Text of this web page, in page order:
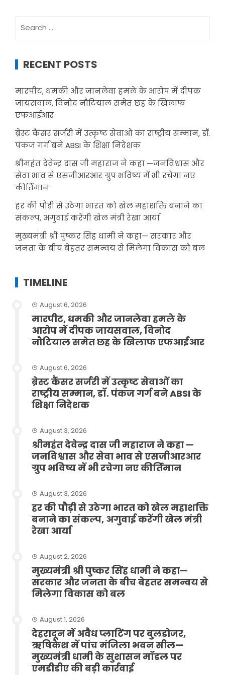
for:
RECENT POSTS
मारपीट, धमकी और जानलेवा हमले के आरोप में दीपक
जायसवाल, विनोद नौटियाल समेत छह के खिलाफ
एफआईआर
ब्रेस्ट कैंसर सर्जरी में उत्कृष्ट सेवाओं का राष्ट्रीय सम्मान, डॉ.
पंकज गर्ग बने ABSI के शिक्षा निदेशक
श्रीमहंत देवेन्द्र दास जी महाराज ने कहा —जनविश्वास और
सेवा भाव से एसजीआरआर ग्रुप भविष्य में भी रचेगा नए
कीर्तिमान
हर की पौड़ी से उठेगा भारत को खेल महाशक्ति बनाने का
संकल्प, अगुवाई करेंगी खेल मंत्री रेखा आर्या
मुख्यमंत्री श्री पुष्कर सिंह धामी ने कहा— सरकार और
जनता के बीच बेहतर समन्वय से मिलेगा विकास को बल
TIMELINE
August 6, 2026
मारपीट, धमकी और जानलेवा हमले के
आरोप में दीपक जायसवाल, विनोद
नौटियाल समेत छह के खिलाफ एफआईआर
August 6, 2026
ब्रेस्ट कैंसर सर्जरी में उत्कृष्ट सेवाओं का
राष्ट्रीय सम्मान, डॉ. पंकज गर्ग बने ABSI के
शिक्षा निदेशक
August 3, 2026
श्रीमहंत देवेन्द्र दास जी महाराज ने कहा —
जनविश्वास और सेवा भाव से एसजीआरआर
ग्रुप भविष्य में भी रचेगा नए कीर्तिमान
August 3, 2026
हर की पौड़ी से उठेगा भारत को खेल महाशक्ति
बनाने का संकल्प, अगुवाई करेंगी खेल मंत्री
रेखा आर्या
August 2, 2026
मुख्यमंत्री श्री पुष्कर सिंह धामी ने कहा—
सरकार और जनता के बीच बेहतर समन्वय से
मिलेगा विकास को बल
August 1, 2026
देहरादून में अवैध प्लाटिंग पर बुलडोजर,
ऋषिकेश में पांच मंजिला भवन सील—
मुख्यमंत्री धामी के सुशासन मॉडल पर
एमडीडीए की बड़ी कार्रवाई